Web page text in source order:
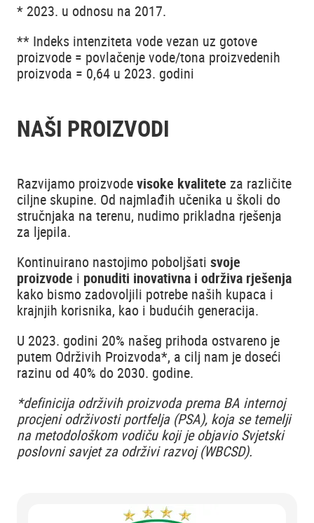
* 2023. u odnosu na 2017.
** Indeks intenziteta vode vezan uz gotove
proizvode = povlačenje vode/tona proizvedenih
proizvoda = 0,64 u 2023. godini
NAŠI PROIZVODI
Razvijamo proizvodevisoke kvalitete za različite
ciljne skupine. Od najmlađih učenika u školi do
stručnjaka na terenu, nudimo prikladna rješenja
za ljepila.
Kontinuirano nastojimo poboljšati svoje
proizvode i ponuditi inovativna i održiva rješenja
kako bismo zadovoljili potrebe naših kupaca i
krajnjih korisnika, kao i budućih generacija.
U 2023. godini 20% našeg prihoda ostvareno je
putem Održivih Proizvoda*, a cilj nam je doseći
razinu od 40% do 2030. godine.
*definicija održivih proizvoda prema BA internoj
procjeni održivosti portfelja (PSA), koja se temelji
na metodološkom vodiču koji je objavio Svjetski
poslovni savjet za održivi razvoj (WBCSD).